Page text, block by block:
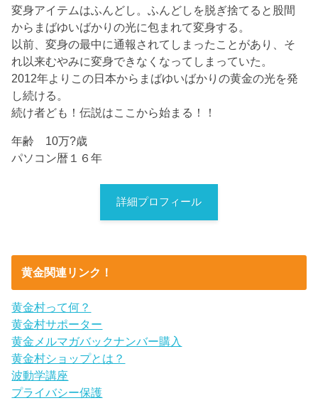
変身アイテムはふんどし。ふんどしを脱ぎ捨てると股間
からまばゆいばかりの光に包まれて変身する。
以前、変身の最中に通報されてしまったことがあり、そ
れ以来むやみに変身できなくなってしまっていた。
2012年よりこの日本からまばゆいばかりの黄金の光を発
し続ける。
続け者ども！伝説はここから始まる！！
年齢 10万?歳
パソコン暦１６年
詳細プロフィール
黄金関連リンク！
黄金村って何？
黄金村サポーター
黄金メルマガバックナンバー購入
黄金村ショップとは？
波動学講座
プライバシー保護